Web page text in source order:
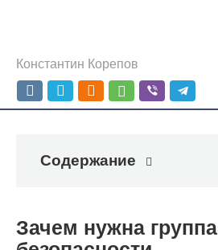
Константин Корепов
Содержание
Зачем нужна группа